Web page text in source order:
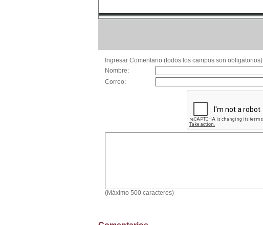
Ingresar Comentario (todos los campos son obligatorios)
Nombre:
Correo:
(Máximo 500 caracteres)